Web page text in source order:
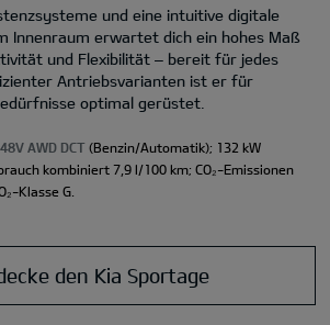
und eine intuitive digitale
Innenraum erwartet dich ein hohes Maß
und Flexibilität – bereit für jedes
Antriebsvarianten ist er für
optimal gerüstet.
AWD DCT (Benzin/Automatik); 132 kW
kombiniert 7,9 l/100 km; CO₂-Emissionen
Klasse G.
den Kia Sportage